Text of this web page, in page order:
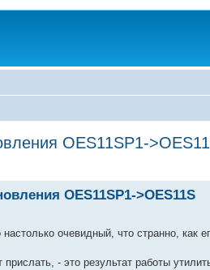
OES11SP1-
OES11SP1->OES11S
очевидный, что странно, как
- это результат работы